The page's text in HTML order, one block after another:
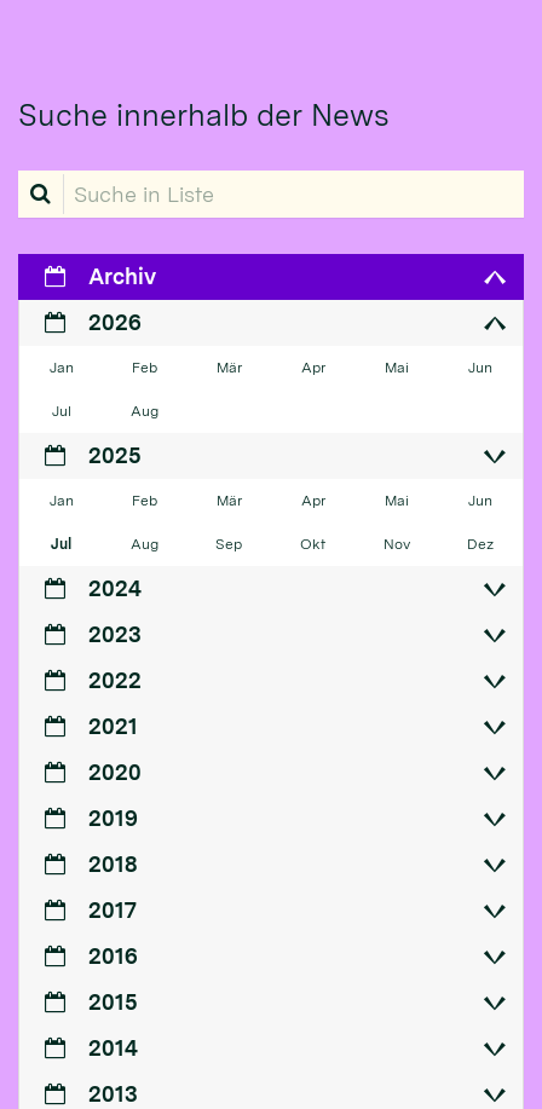
Suche innerhalb der News
Suche in Liste
Archiv
2026
Jan Feb Mär Apr Mai Jun
Jul Aug
2025
Jan Feb Mär Apr Mai Jun
Jul Aug Sep Okt Nov Dez
2024
2023
2022
2021
2020
2019
2018
2017
2016
2015
2014
2013